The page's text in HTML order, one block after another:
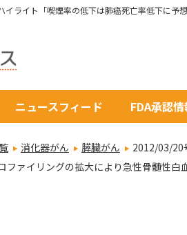
ニュースフィード FDA承認
消化器がん 膵臓がん
2012/03/20
ファイリングの拡大により急性骨髄性